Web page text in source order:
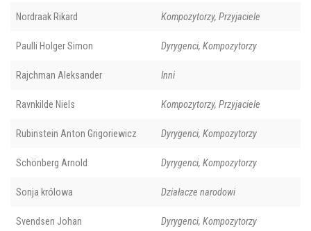
Nordraak Rikard Kompozytorzy, Przyjaciele
Paulli Holger Simon Dyrygenci, Kompozytorzy
Rajchman Aleksander Inni
Ravnkilde Niels Kompozytorzy, Przyjaciele
Rubinstein Anton Grigoriewicz Dyrygenci, Kompozytorzy
Schönberg Arnold Dyrygenci, Kompozytorzy
Sonja królowa Działacze narodowi
Svendsen Johan Dyrygenci, Kompozytorzy